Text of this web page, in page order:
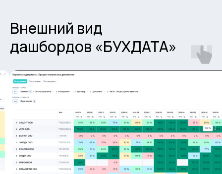
Внешний вид
дашбордов «БУХДАТА»